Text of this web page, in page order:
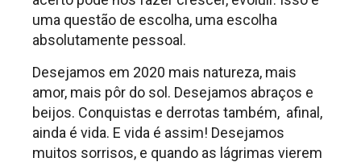
uma questão de escolha, uma escolha
absolutamente pessoal.
Desejamos em 2020 mais natureza, mais
amor, mais pôr do sol. Desejamos abraços e
beijos. Conquistas e derrotas também, afinal,
ainda é vida. E vida é assim! Desejamos
muitos sorrisos, e quando as lágrimas vierem